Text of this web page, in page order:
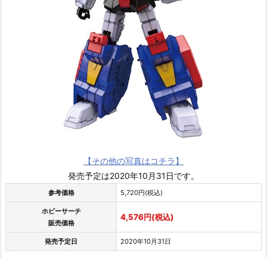
【その他の写真はコチラ】
発売予定は2020年10月31日です。
参考価格 5,720円(税込)
ホビーサーチ
販売価格
4,576円(税込)
発売予定日 2020年10月31日